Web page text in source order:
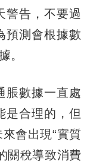
警告，不要過
預測會根據數
。
數據一直處
是合理的，但
會出現“實質
關稅導致消費